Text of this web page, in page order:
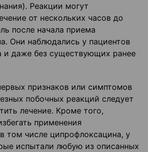
Реакции могут
от нескольких часов до
после начала приема
Они наблюдались у пациентов
и даже без существующих ранее
признаков или симптомов
побочных реакций следует
лечение. Кроме того,
применения
том числе ципрофлоксацина, у
испытали любую из описанных